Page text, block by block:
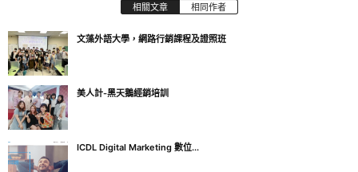
相關文章 相同作者
文藻外語大學，網路行銷課程及證照班
美人計-黑天鵝經銷培訓
ICDL Digital Marketing 數位...